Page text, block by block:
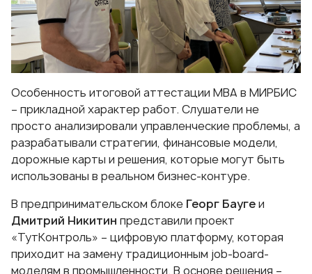
Особенность итоговой аттестации MBA в МИРБИС
– прикладной характер работ. Слушатели не
просто анализировали управленческие проблемы, а
разрабатывали стратегии, финансовые модели,
дорожные карты и решения, которые могут быть
использованы в реальном бизнес-контуре.
В предпринимательском блоке Георг Баугеи
Дмитрий Никитин представили проект
«ТутКонтроль» – цифровую платформу, которая
приходит на замену традиционным job-board-
моделям в промышленности. В основе решения –